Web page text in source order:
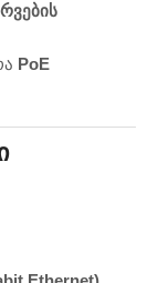
PoE